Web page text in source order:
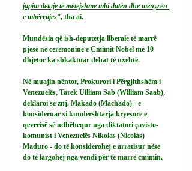
japim detaje të mëtejshme mbi datën dhe mënyrën
e mbërritjes”, tha ai.
Mundësia që ish-deputetja liberale të marrë
pjesë në ceremoninë e Çmimit Nobel më 10
dhjetor ka shkaktuar debat të nxehtë.
Në muajin nëntor, Prokurori i Përgjithshëm i
Venezuelës, Tarek Uilliam Sab (William Saab),
deklaroi se znj. Makado (Machado) - e
konsideruar si kundërshtarja kryesore e
qeverisë së udhëhequr nga diktatori çavisto-
komunist i Venezuelës Nikolas (Nicolás)
Maduro - do të konsiderohej e arratisur nëse
do të largohej nga vendi për të marrë çmimin.